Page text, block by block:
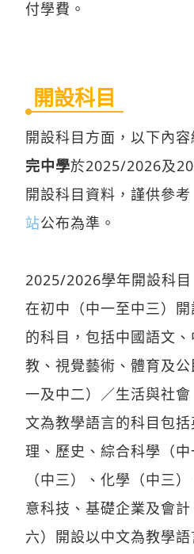
付學費。
開設科目
開設科目方面，以下內
完中學於2025/2026及
開設科目資料，謹供參考
站公布為準。
2025/2026學年開設科目
在初中（中一至中三）
的科目，包括中國語文
教、視覺藝術、體育及
一及中二）／生活與社
文為教學語言的科目包
理、歷史、綜合科學（
（中三）、化學（中三
意科技、基礎企業及會
六）開設以中文為教學